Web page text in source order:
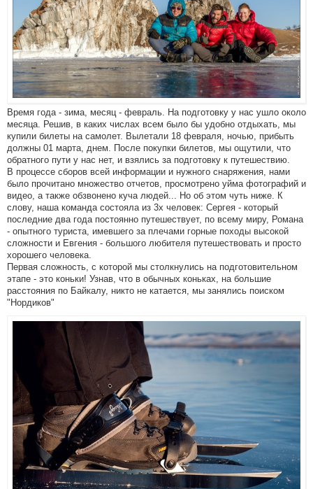
Время года - зима, месяц - февраль. На подготовку у нас ушло около
месяца. Решив, в каких числах всем было бы удобно отдыхать, мы
купили билеты на самолет. Вылетали 18 февраля, ночью, прибыть
должны 01 марта, днем. После покупки билетов, мы ощутили, что
обратного пути у нас нет, и взялись за подготовку к путешествию.
В процессе сборов всей информации и нужного снаряжения, нами
было прочитано множество отчетов, просмотрено уйма фотографий и
видео, а также обзвонено куча людей... Но об этом чуть ниже. К
слову, наша команда состояла из 3х человек: Сергея - который
последние два года постоянно путешествует, по всему миру, Романа
- опытного туриста, имевшего за плечами горные походы высокой
сложности и Евгения - большого любителя путешествовать и просто
хорошего человека.
Первая сложность, с которой мы столкнулись на подготовительном
этапе - это коньки! Узнав, что в обычных коньках, на большие
расстояния по Байкалу, никто не катается, мы занялись поиском
"Нордиков"